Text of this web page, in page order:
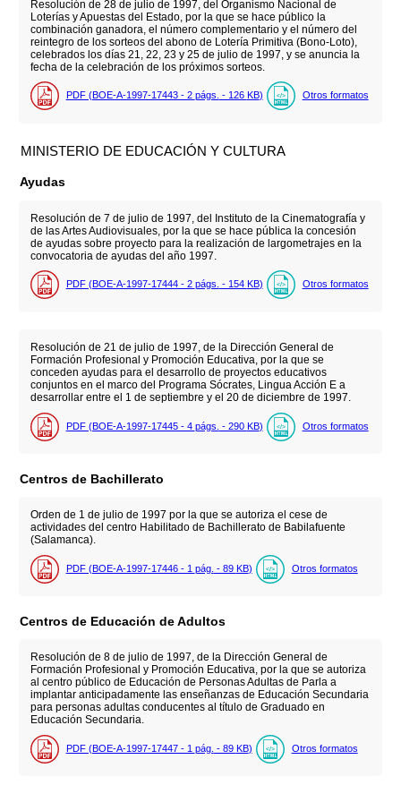
Resolución de 28 de julio de 1997, del Organismo Nacional de
Loterías y Apuestas del Estado, por la que se hace público la
combinación ganadora, el número complementario y el número del
reintegro de los sorteos del abono de Lotería Primitiva (Bono-Loto),
celebrados los días 21, 22, 23 y 25 de julio de 1997, y se anuncia la
fecha de la celebración de los próximos sorteos.
PDF (BOE-A-1997-17443 - 2 págs. - 126 KB) Otros formatos
MINISTERIO DE EDUCACIÓN Y CULTURA
Ayudas
Resolución de 7 de julio de 1997, del Instituto de la Cinematografía y
de las Artes Audiovisuales, por la que se hace pública la concesión
de ayudas sobre proyecto para la realización de largometrajes en la
convocatoria de ayudas del año 1997.
PDF (BOE-A-1997-17444 - 2 págs. - 154 KB) Otros formatos
Resolución de 21 de julio de 1997, de la Dirección General de
Formación Profesional y Promoción Educativa, por la que se
conceden ayudas para el desarrollo de proyectos educativos
conjuntos en el marco del Programa Sócrates, Lingua Acción E a
desarrollar entre el 1 de septiembre y el 20 de diciembre de 1997.
PDF (BOE-A-1997-17445 - 4 págs. - 290 KB) Otros formatos
Centros de Bachillerato
Orden de 1 de julio de 1997 por la que se autoriza el cese de
actividades del centro Habilitado de Bachillerato de Babilafuente
(Salamanca).
PDF (BOE-A-1997-17446 - 1 pág. - 89 KB) Otros formatos
Centros de Educación de Adultos
Resolución de 8 de julio de 1997, de la Dirección General de
Formación Profesional y Promoción Educativa, por la que se autoriza
al centro público de Educación de Personas Adultas de Parla a
implantar anticipadamente las enseñanzas de Educación Secundaria
para personas adultas conducentes al título de Graduado en
Educación Secundaria.
PDF (BOE-A-1997-17447 - 1 pág. - 89 KB) Otros formatos